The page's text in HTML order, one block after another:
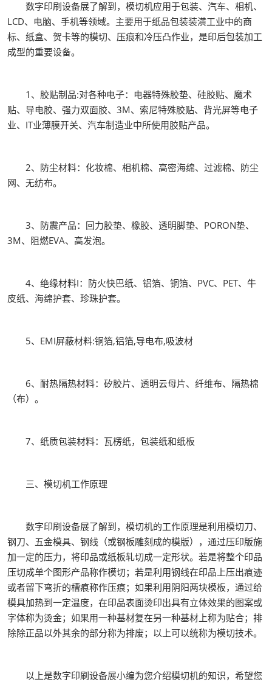
数字印刷设备展了解到，模切机应用于包装、汽车、相机、
LCD、电脑、手机等领域。主要用于纸品包装装潢工业中的商
标、纸盒、贺卡等的模切、压痕和冷压凸作业，是印后包装加工
成型的重要设备。
1、胶贴制品:对各种电子：电器特殊胶垫、硅胶贴、魔术
贴、导电胶、强力双面胶、3M、索尼特殊胶贴、背光屏等电子
业、IT业薄膜开关、汽车制造业中所使用胶贴产品。
2、防尘材料：化妆棉、相机棉、高密海绵、过滤棉、防尘
网、无纺布。
3、防震产品：回力胶垫、橡胶、透明脚垫、PORON垫、
3M、阻燃EVA、高发泡。
4、绝缘材料I：防火快巴纸、铝箔、铜箔、PVC、PET、牛
皮纸、海绵护套、珍珠护套。
5、EMI屏蔽材料:铜箔,铝箔,导电布,吸波材
6、耐热隔热材料：矽胶片、透明云母片、纤维布、隔热棉
（布）。
7、纸质包装材料：瓦楞纸，包装纸和纸板
三、模切机工作原理
数字印刷设备展了解到，模切机的工作原理是利用模切刀、
钢刀、五金模具、钢线（或钢板雕刻成的模版），通过压印版施
加一定的压力，将印品或纸板轧切成一定形状。若是将整个印品
压切成单个图形产品称作模切；若是利用钢线在印品上压出痕迹
或者留下弯折的槽痕称作压痕；如果利用阴阳两块模板，通过给
模具加热到一定温度，在印品表面烫印出具有立体效果的图案或
字体称为烫金；如果用一种基材复在另一种基材上称为贴合；排
除除正品以外其余的部分称为排废；以上可以统称为模切技术。
以上是数字印刷设备展小编为您介绍模切机的知识，希望您